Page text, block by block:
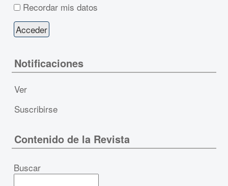
Recordar mis datos
Notificaciones
Ver
Suscribirse
Contenido de la Revista
Buscar